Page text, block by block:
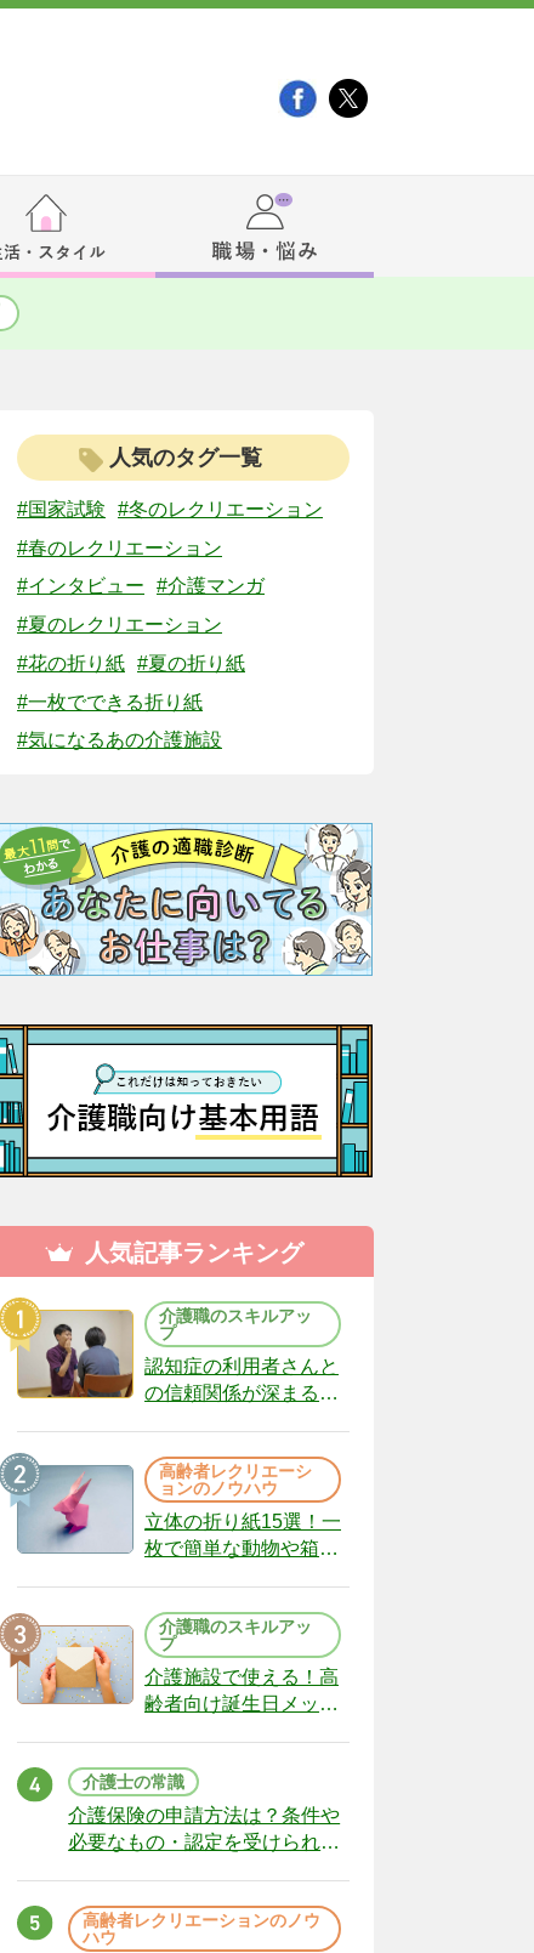
人気のタグ一覧
#国家試験
#冬のレクリエーション
#春のレクリエーション
#インタビュー
#介護マンガ
#夏のレクリエーション
#花の折り紙 #夏の折り紙
#一枚でできる折り紙
#気になるあの介護施設
人気記事ランキング
介護職のスキルアッ
プ
認知症の利用者さんと
の信頼関係が深まる声
（22）
高齢者レクリエーシ
ョンのノウハウ
立体の折り紙15選！一
枚で簡単な動物や箱、
介護職のスキルアッ
プ
介護施設で使える！高
齢者向け誕生日メッセ
介護士の常識
介護保険の申請方法は？条件や
必要なもの・認定を受けられな
高齢者レクリエーションのノウ
ハウ